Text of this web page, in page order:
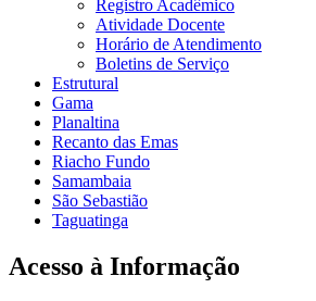
Registro Acadêmico
Atividade Docente
Horário de Atendimento
Boletins de Serviço
Estrutural
Gama
Planaltina
Recanto das Emas
Riacho Fundo
Samambaia
São Sebastião
Taguatinga
Acesso à Informação